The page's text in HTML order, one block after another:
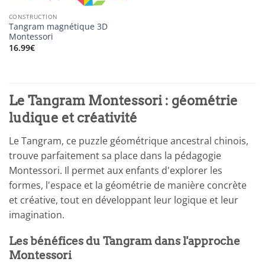
CONSTRUCTION
Tangram magnétique 3D
Montessori
16.99€
Le Tangram Montessori : géométrie
ludique et créativité
Le Tangram, ce puzzle géométrique ancestral chinois,
trouve parfaitement sa place dans la pédagogie
Montessori. Il permet aux enfants d'explorer les
formes, l'espace et la géométrie de manière concrète
et créative, tout en développant leur logique et leur
imagination.
Les bénéfices du Tangram dans l'approche
Montessori